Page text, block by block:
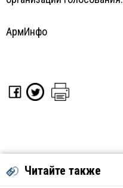
АрмИнфо
Читайте также